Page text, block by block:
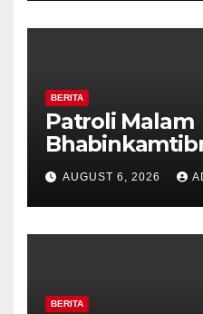
BERITA
Patroli Malam
Pilar
Perkuat
Diajak
AUGUST 6, 2026
BERITA